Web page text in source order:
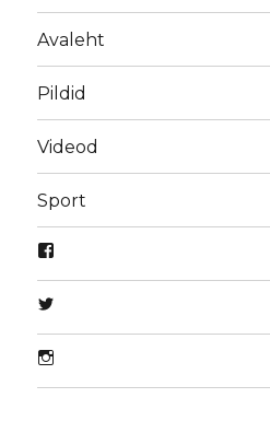
Avaleht
Pildid
Videod
Sport